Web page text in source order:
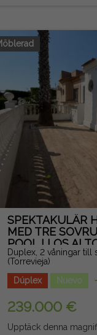
det finns möjlighet att
mervärde i en så exklusiv plats. Belägen i
1980 och omgiven av
promenad och
egenskaper som
utmärkt investering
exceptionell
medelhavslivsstilen vid stranden.
skatter ingår ej.
juridiskt bindande,
SPEKTAKULÄR
MED TRE
POOL I LOS
Duplex, 2 våningar
(Torrevieja)
Dúplex
Nuevo
239.000 €
Upptäck denna